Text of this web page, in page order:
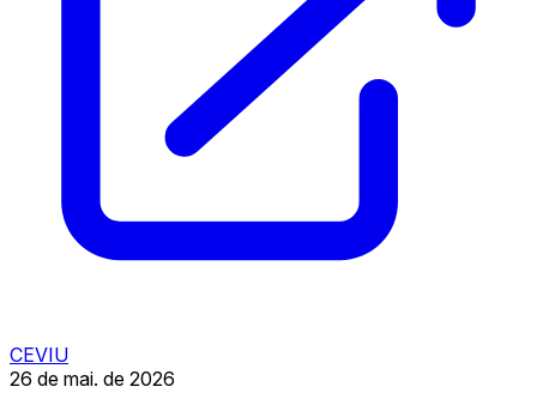
CEVIU
26 de mai. de 2026